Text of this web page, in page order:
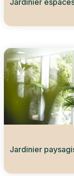
Jardinier
Jardinier